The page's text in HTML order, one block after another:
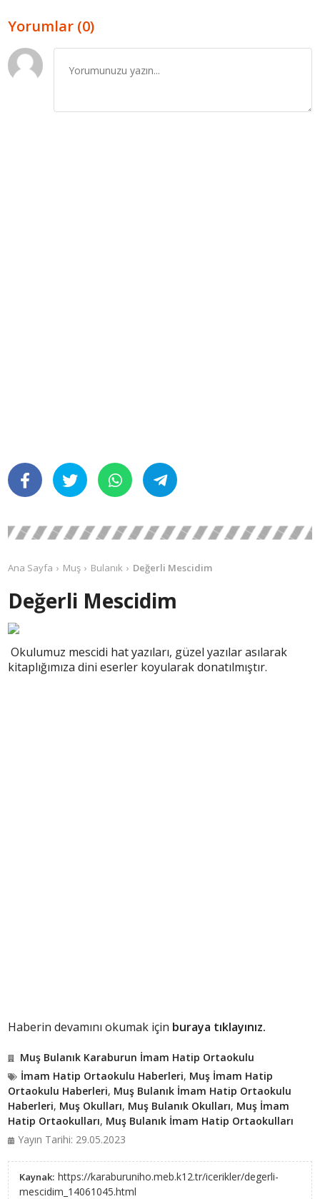
Yorumlar (0)
Ana Sayfa Muş Bulanık Değerli Mescidim
Değerli Mescidim
Okulumuz mescidi hat yazıları, güzel yazılar asılarak
kitaplığımıza dini eserler koyularak donatılmıştır.
Haberin devamını okumak için buraya tıklayınız.
Muş Bulanık Karaburun İmam Hatip Ortaokulu
İmam Hatip Ortaokulu Haberleri, Muş İmam Hatip
Ortaokulu Haberleri, Muş Bulanık İmam Hatip Ortaokulu
Haberleri, Muş Okulları, Muş Bulanık Okulları, Muş İmam
Hatip Ortaokulları, Muş Bulanık İmam Hatip Ortaokulları
Yayın Tarihi: 29.05.2023
Kaynak: https://karaburuniho.meb.k12.tr/icerikler/degerli-
mescidim_14061045.html